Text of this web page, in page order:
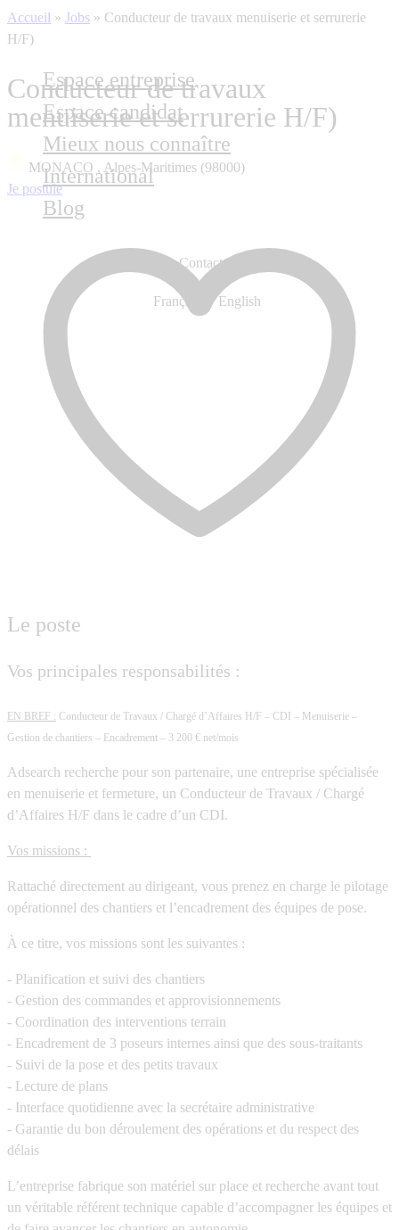
Espace entreprise
Espace candidat
Mieux nous connaître
International
Blog
Contactez-nous
Français English
Accueil » Jobs » Conducteur de travaux menuiserie et serrurerie
H/F)
Conducteur de travaux
menuiserie et serrurerie H/F)
MONACO , Alpes-Maritimes (98000)
Je postule
Le poste
Vos principales responsabilités :
EN BREF : Conducteur de Travaux / Chargé d’Affaires H/F – CDI – Menuiserie –
Gestion de chantiers – Encadrement – 3 200 € net/mois
Adsearch recherche pour son partenaire, une entreprise spécialisée
en menuiserie et fermeture, un Conducteur de Travaux / Chargé
d’Affaires H/F dans le cadre d’un CDI.
Vos missions :
Rattaché directement au dirigeant, vous prenez en charge le pilotage
opérationnel des chantiers et l’encadrement des équipes de pose.
À ce titre, vos missions sont les suivantes :
- Planification et suivi des chantiers
- Gestion des commandes et approvisionnements
- Coordination des interventions terrain
- Encadrement de 3 poseurs internes ainsi que des sous-traitants
- Suivi de la pose et des petits travaux
- Lecture de plans
- Interface quotidienne avec la secrétaire administrative
- Garantie du bon déroulement des opérations et du respect des
délais
L’entreprise fabrique son matériel sur place et recherche avant tout
un véritable référent technique capable d’accompagner les équipes et